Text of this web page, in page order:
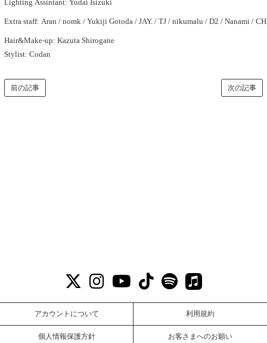
Lighting Assintant: Yudai Isizuki
Extra staff: Aran / nomk / Yukiji Gotoda / JAY. / TJ / nikumalu / D2 / Nanami /
Hair&Make-up: Kazuta Shirogane
Stylist: Codan
次の記事
前の記事
アカウントについて 利用規約
個人情報保護方針 お客さまへのお願い